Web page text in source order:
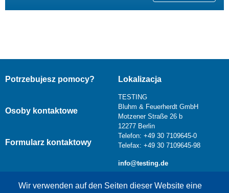
Wir verwenden auf den Seiten dieser Website eine
Potrzebujesz pomocy?
Osoby kontaktowe
Formularz kontaktowy
Lokalizacja
TESTING
Bluhm & Feuerherdt GmbH
Motzener Straße 26 b
12277 Berlin
Telefon: +49 30 7109645-0
Telefax: +49 30 7109645-98
info@testing.de